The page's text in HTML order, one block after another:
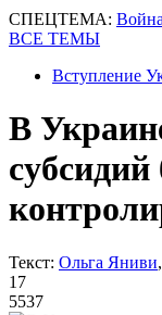
СПЕЦТЕМА:
ВСЕ ТЕМЫ
Вступление
В
субсидий
Текст: Ольга Яниви
17
5537